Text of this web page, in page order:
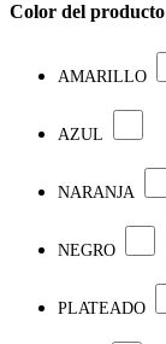
Color del producto
AMARILLO
AZUL
NARANJA
NEGRO
PLATEADO